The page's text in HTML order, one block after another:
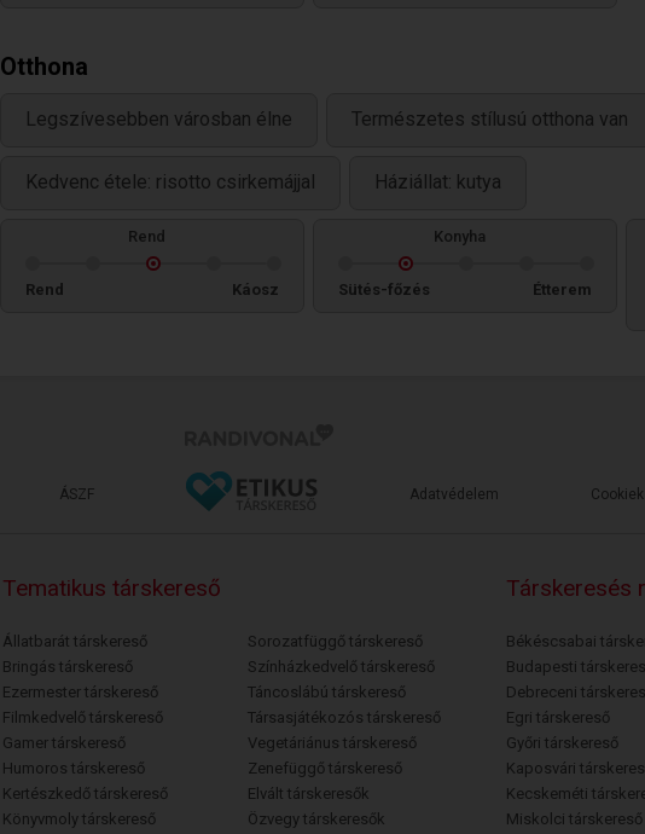
Otthona
Legszívesebben városban élne Természetes stílusú otthona van
Kedvenc étele: risotto csirkemájjal Háziállat: kutya
Rend
Rend Káosz
Konyha
Sütés-főzés Étterem
ÁSZF Adatvédelem Cookiek
Tematikus társkereső
Állatbarát társkereső
Bringás társkereső
Ezermester társkereső
Filmkedvelő társkereső
Gamer társkereső
Humoros társkereső
Kertészkedő társkereső
Könyvmoly társkereső
Sorozatfüggő társkereső
Színházkedvelő társkereső
Táncoslábú társkereső
Társasjátékozós társkereső
Vegetáriánus társkereső
Zenefüggő társkereső
Elvált társkeresők
Özvegy társkeresők
Társkeresés
Békéscsabai
Budapesti
Debreceni
Egri társkereső
Győri társkereső
Kaposvári
Kecskeméti
Miskolci társkereső